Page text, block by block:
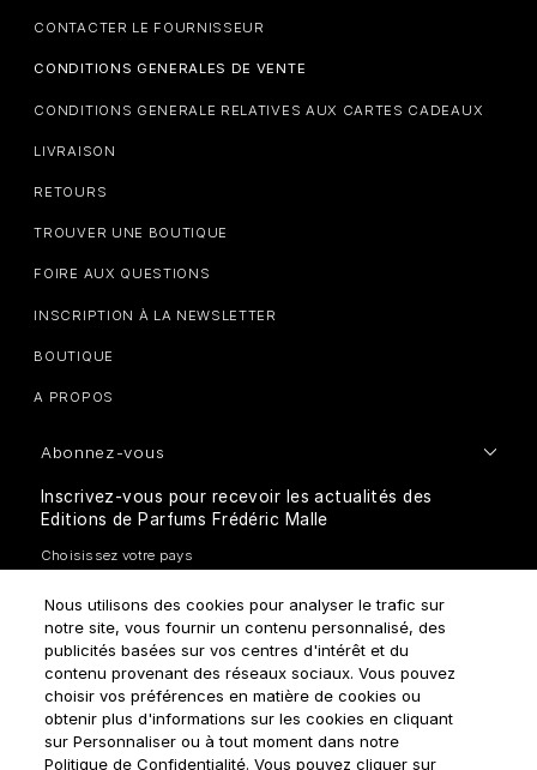
CONTACTER LE FOURNISSEUR
CONDITIONS GENERALES DE VENTE
CONDITIONS GENERALE RELATIVES AUX CARTES CADEAUX
LIVRAISON
RETOURS
TROUVER UNE BOUTIQUE
FOIRE AUX QUESTIONS
INSCRIPTION À LA NEWSLETTER
BOUTIQUE
A PROPOS
Abonnez-vous
Inscrivez-vous pour recevoir les actualités des
Editions de Parfums Frédéric Malle
Comment traitons-nous vos données personnelles?
Nous utilisons des cookies pour analyser le trafic sur
notre site, vous fournir un contenu personnalisé, des
publicités basées sur vos centres d'intérêt et du
contenu provenant des réseaux sociaux. Vous pouvez
choisir vos préférences en matière de cookies ou
obtenir plus d'informations sur les cookies en cliquant
sur Personnaliser ou à tout moment dans notre
Politique de Confidentialité. Vous pouvez cliquer sur